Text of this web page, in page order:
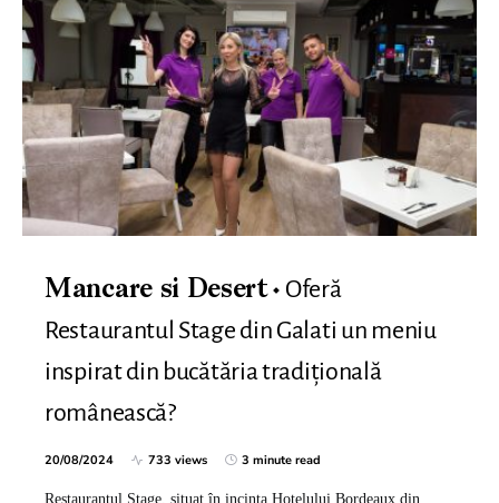
Mancare si Desert
Oferă
Restaurantul Stage din Galati un meniu
inspirat din bucătăria tradițională
românească?
20/08/2024 733 views 3 minute read
Restaurantul Stage, situat în incinta Hotelului Bordeaux din